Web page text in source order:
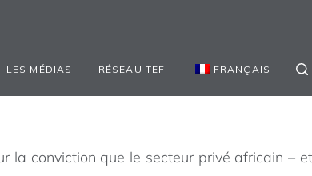
LES MÉDIAS RÉSEAU TEF FRANÇAIS
la conviction que le secteur privé africain –